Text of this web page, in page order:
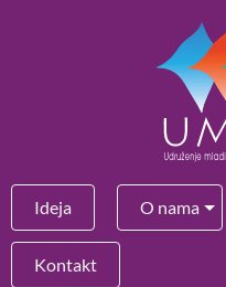
Ideja O nama
Kontakt